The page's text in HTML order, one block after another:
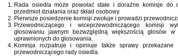
Rada osiedla może powołać stałe i doraźne komisje do
przedmiot działania oraz skład osobowy.
Pierwsze posiedzenie komisji zwołuje i prowadzi
Przewodniczącego i wiceprzewodniczącego komisji
głosowaniu jawnym bezwzględną większością głosów
uprawnionych do głosowania.
Komisja rozpatruje i opiniuje także sprawy
przewodniczącego rady osiedla.